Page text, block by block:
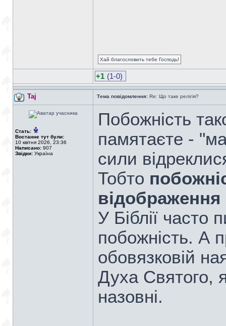
Хай благословить тебе Господь!
+1 (1-0)
Taj Тема повідомлення: Re: Що таке релігія?
Стать:
Востаннє тут були:
10 квітня 2026, 23:36
Написано: 907
Звідки: Україна
Побожність
памятаєте -
сили
Тобто
У Біблії часто
побожність. А
обовязковій
Духа Святого,
назовні.